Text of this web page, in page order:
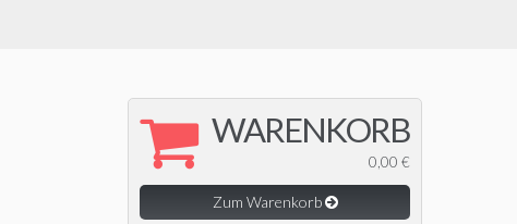
WARENKORB
0,00 €
Zum Warenkorb